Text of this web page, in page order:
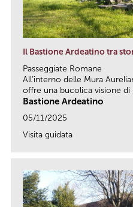
Il Bastione Ardeatino tra
Passeggiate Romane
All’interno delle Mura
offre una bucolica visione di
Bastione Ardeatino
05/11/2025
Visita guidata